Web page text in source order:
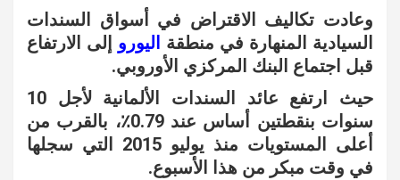
وعادت تكاليف الاقتراض في أسواق السندات
السيادية المنهارة في منطقة اليورو إلى الارتفاع
قبل اجتماع البنك المركزي الأوروبي.
حيث ارتفع عائد السندات الألمانية لأجل 10
سنوات بنقطتين أساس عند 0.79٪، بالقرب من
أعلى المستويات منذ يوليو 2015 التي سجلها
في وقت مبكر من هذا الأسبوع.